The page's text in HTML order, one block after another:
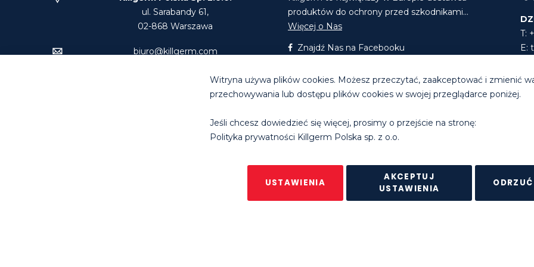
ul. Sarabandy 61,
02-868 Warszawa
biuro@killgerm.com
Tel: +48 22 894 74 00
produktów do ochrony przed szkodnikami...
Więcej o Nas
Znajdź Nas na Facebooku
T:
E:
© Killgerm Group Ltd. |Polityka prywatności|Regulamin sklepu
Witryna używa plików cookies. Możesz przeczytać, zaakceptować i zmienić
przechowywania lub dostępu plików cookies w swojej przeglądarce poniżej.
Jeśli chcesz dowiedzieć się więcej, prosimy o przejście na stronę:
Polityka prywatności Killgerm Polska sp. z o.o.
AKCEPTUJ
USTAWIENIA
USTAWIENIA ODRZUĆ